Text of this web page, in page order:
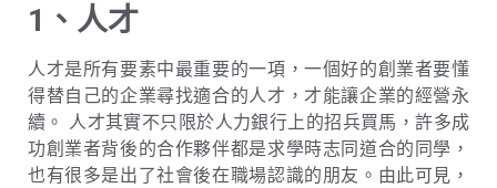
1、人才
人才是所有要素中最重要的一項，一個好的創業者要懂
得替自己的企業尋找適合的人才，才能讓企業的經營永
續。 人才其實不只限於人力銀行上的招兵買馬，許多成
功創業者背後的合作夥伴都是求學時志同道合的同學，
也有很多是出了社會後在職場認識的朋友。由此可見，